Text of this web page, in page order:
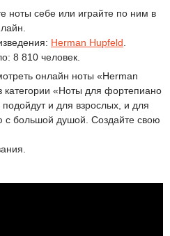
ноты себе или играйте по ним в
Herman Hupfeld
8 810 человек.
онлайн ноты «Herman
«Ноты для фортепиано
и для взрослых, и для
с большой душой. Создайте свою